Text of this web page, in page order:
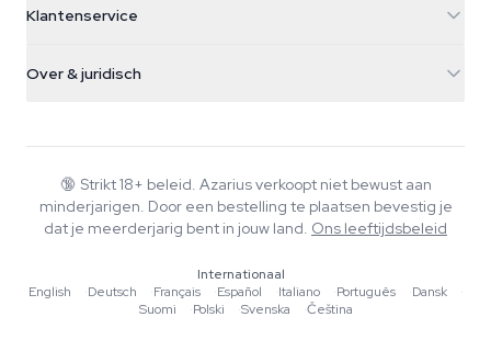
Nederland
+31(0)204897914
Smokeshop
Klantenservice
Retourbeleid
Veelgestelde vragen
Privacybeleid
Over & juridisch
Wiki
Muziek
Redactionele normen
Tools & Calculators
🔞 Strikt 18+ beleid. Azarius verkoopt niet bewust aan
minderjarigen. Door een bestelling te plaatsen bevestig je
dat je meerderjarig bent in jouw land. Ons leeftijdsbeleid
Internationaal
English
·Deutsch ·Français ·Español ·Italiano ·Português ·Dansk
·
Suomi
·Polski ·Svenska ·Čeština